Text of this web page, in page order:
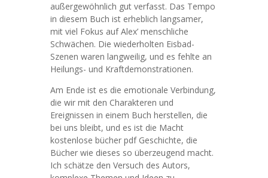
außergewöhnlich gut verfasst. Das Tempo
in diesem Buch ist erheblich langsamer,
mit viel Fokus auf Alex’ menschliche
Schwächen. Die wiederholten Eisbad-
Szenen waren langweilig, und es fehlte an
Heilungs- und Kraftdemonstrationen.
Am Ende ist es die emotionale Verbindung,
die wir mit den Charakteren und
Ereignissen in einem Buch herstellen, die
bei uns bleibt, und es ist die Macht
kostenlose bücher pdf Geschichte, die
Bücher wie dieses so überzeugend macht.
Ich schätze den Versuch des Autors,